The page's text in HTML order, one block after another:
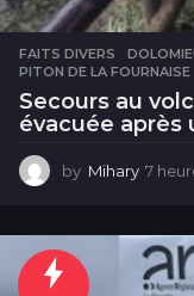
FAITS DIVERS
PITON DE LA FOURNAISE
Secours au
évacuée après
by Mihary 7